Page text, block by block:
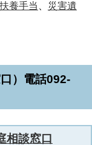
養手当
災害遺
）電話092-
相談窓口